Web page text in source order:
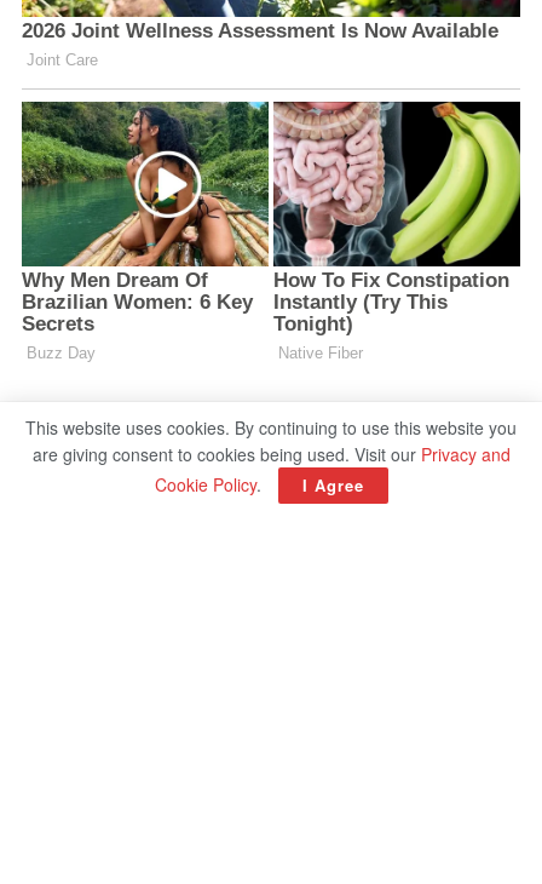
This website uses cookies. By continuing to use this website you
are giving consent to cookies being used. Visit our Privacy and
Cookie Policy. I Agree